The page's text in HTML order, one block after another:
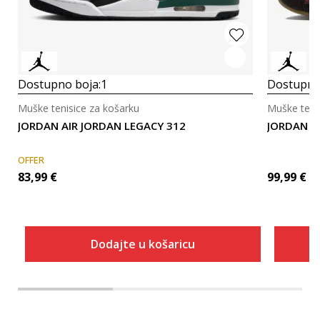
Dostupno boja:1
JORDAN AIR JORDAN LEGACY 312
Muške tenisice za košarku
OFFER
83,99 €
Dodajte u košaricu
JORDAN
Muške
99,99 €